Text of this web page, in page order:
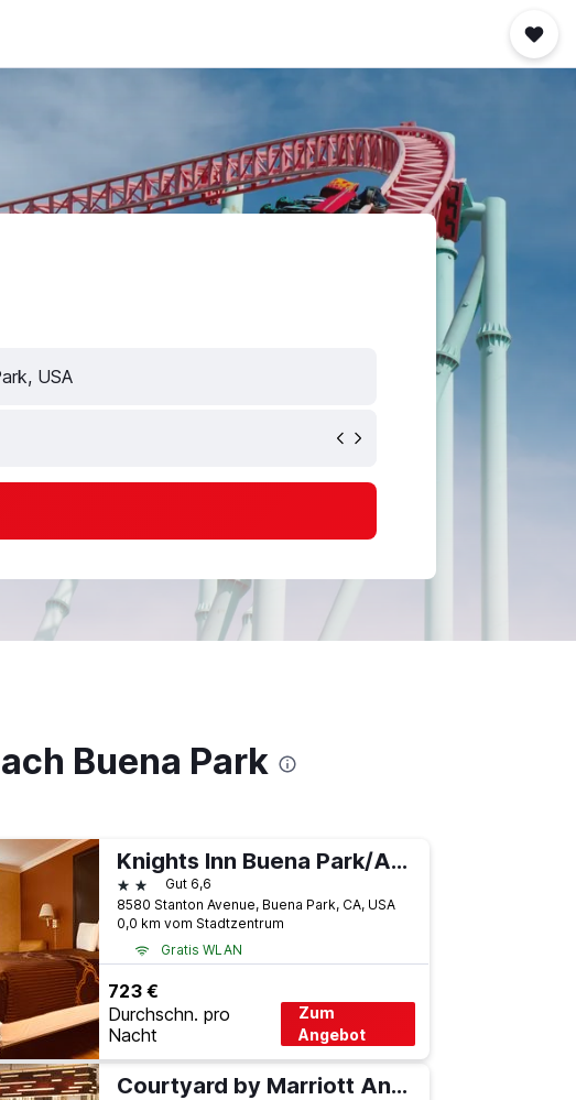
USA
Buena Park
Knights Inn Buena Park/Anaheim
2 SterneGut 6,6
8580 Stanton Avenue, Buena Park, CA, USA
0,0 km vom Stadtzentrum
Gratis WLAN
723 €
Durchschn. pro
Nacht
Zum
Angebot
Courtyard by Marriott Anaheim Buena Park